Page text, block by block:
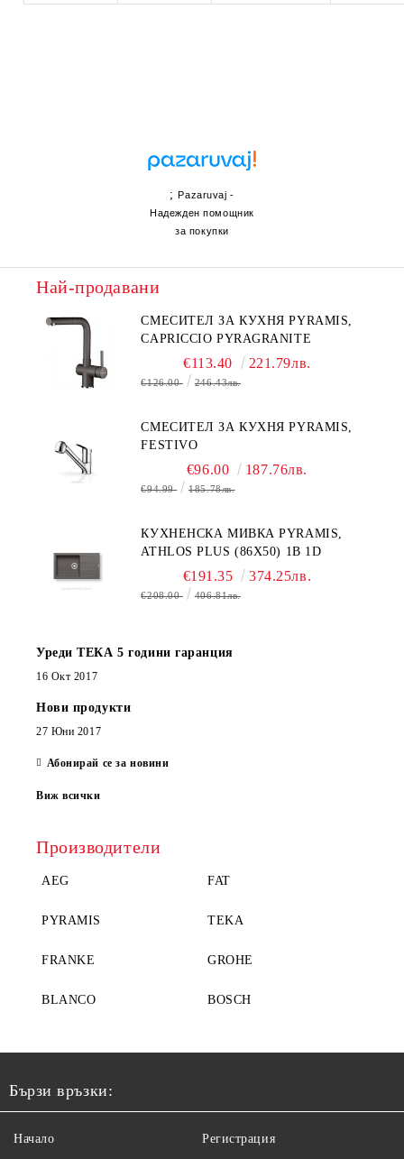
;Pazaruvaj -
Надежден помощник
за покупки
Най-продавани
СМЕСИТЕЛ ЗА КУХНЯ PYRAMIS,
CAPRICCIO PYRAGRANITE
€113.40 221.79лв.
€126.00 246.43лв.
СМЕСИТЕЛ ЗА КУХНЯ PYRAMIS,
FESTIVO
€96.00 187.76лв.
€94.99 185.78лв.
КУХНЕНСКА МИВКА PYRAMIS,
ATHLOS PLUS (86X50) 1B 1D
€191.35 374.25лв.
€208.00 406.81лв.
Уреди ТЕКА 5 години гаранция
16 Окт 2017
Нови продукти
27 Юни 2017
Абонирай се за новини
Виж всички
Производители
AEG FAT
PYRAMIS TEKA
FRANKE GROHE
BLANCO BOSCH
Бързи връзки:
Начало Регистрация